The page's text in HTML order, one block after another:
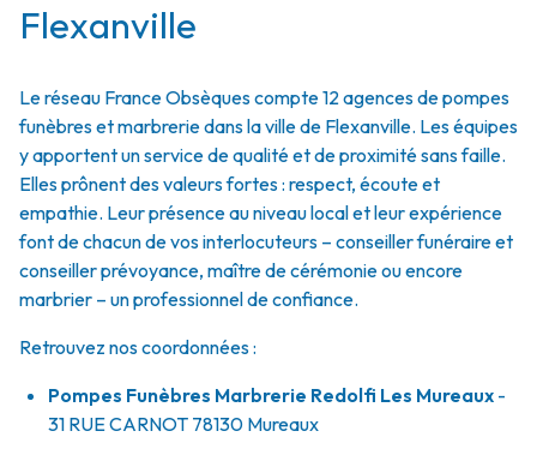
Flexanville
Le réseau France Obsèques compte 12 agences de pompes
funèbres et marbrerie dans la ville de Flexanville. Les équipes
y apportent un service de qualité et de proximité sans faille.
Elles prônent des valeurs fortes : respect, écoute et
empathie. Leur présence au niveau local et leur expérience
font de chacun de vos interlocuteurs – conseiller funéraire et
conseiller prévoyance, maître de cérémonie ou encore
marbrier – un professionnel de confiance.
Retrouvez nos coordonnées :
Pompes Funèbres Marbrerie Redolfi Les Mureaux -
31 RUE CARNOT 78130 Mureaux